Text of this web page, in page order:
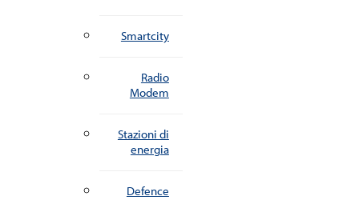
Smartcity
Radio
Modem
Stazioni di
energia
Defence